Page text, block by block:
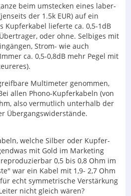
beim umstecken eines laber-
der 1.5k EUR) auf ein
Kupferkabel lieferte ca. 0,5-1dB
oder ohne. Selbiges mit
Strom- wie auch
ca. 0,5-0,8dB mehr Pegel mit
Multimeter genommen,
allen Phono-Kupferkabeln (von
also vermutlich unterhalb der
Übergangswiderstände.
welche Silber oder Kupfer-
mit Gold im Marketing
0,5 bis 0,8 Ohm im
war ein Kabel mit 1,9- 2,7 Ohm
echt symmetrische Verstärkung
nicht gleich wären?